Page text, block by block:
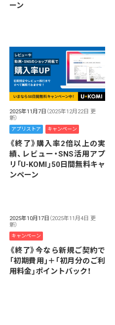
ーン
2025年11月7日 （2025年12月22日 更
新）
アプリストア キャンペーン
《終了》購入率2倍以上の実
績、レビュー・SNS活用アプ
リ「U-KOMI」50日間無料キャ
ンペーン
2025年10月17日 （2025年11月4日 更
新）
キャンペーン
《終了》今なら新規ご契約で
「初期費用｣＋｢初月分のご利
用料金」ポイントバック！